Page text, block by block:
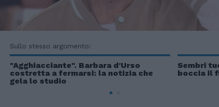
Sullo stesso argomento:
"Agghiacciante". Barbara d'Urso
costretta a fermarsi: la notizia che
gela lo studio
Sembri
boccia il